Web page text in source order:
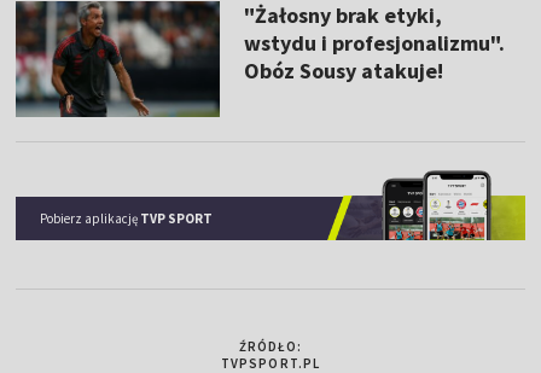
"Żałosny brak etyki,
wstydu i profesjonalizmu".
Obóz Sousy atakuje!
Pobierz aplikację TVP SPORT
ŹRÓDŁO:
TVPSPORT.PL